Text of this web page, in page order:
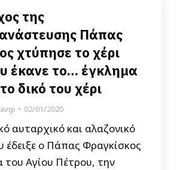
της
Πάπας
χτύπησε το χέρι
έκανε το… έγκλημα
δικό του χέρι
02/01/2020
αυταρχικό και αλαζονικό
ο Πάπας Φραγκίσκος
του Αγίου Πέτρου, την